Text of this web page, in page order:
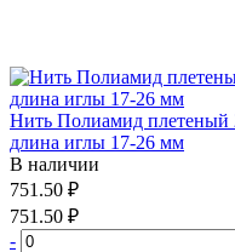
Нить Полиамид плетеный
длина иглы 17-26 мм
В наличии
751.50 ₽
751.50 ₽
-